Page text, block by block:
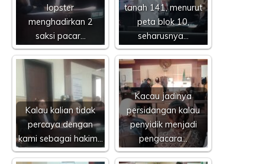
lopster
menghadirkan 2
saksi pacar…
tanah 141, menurut
peta blok 10,
seharusnya…
Kalau kalian tidak
percaya dengan
kami sebagai hakim…
Kacau jadinya
persidangan kalau
penyidik menjadi
pengacara…